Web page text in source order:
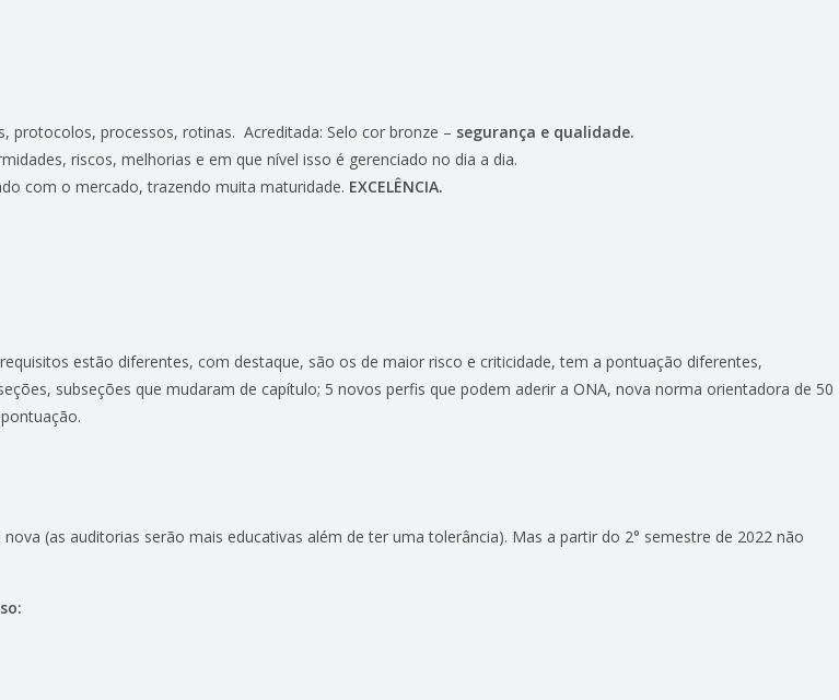
protocolos, processos, rotinas. Acreditada: Selo cor bronze – segurança e qualidade.
riscos, melhorias e em que nível isso é gerenciado no dia a dia.
com o mercado, trazendo muita maturidade. EXCELÊNCIA.
estão diferentes, com destaque, são os de maior risco e criticidade, tem a pontuação diferentes,
subseções que mudaram de capítulo; 5 novos perfis que podem aderir a ONA, nova norma orientadora de 50
(as auditorias serão mais educativas além de ter uma tolerância). Mas a partir do 2° semestre de 2022 não